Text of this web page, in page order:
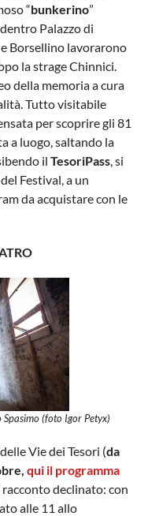
“bunkerino”
Palazzo di
Borsellino lavorarono
la strage Chinnici.
della memoria a cura
Tutto visitabile
per scoprire gli 81
a luogo, saltando la
ilTesoriPass, si
Festival, a un
da acquistare con le
(foto Igor Petyx)
Vie dei Tesori (da
qui il programma
declinato: con
alle 11 allo